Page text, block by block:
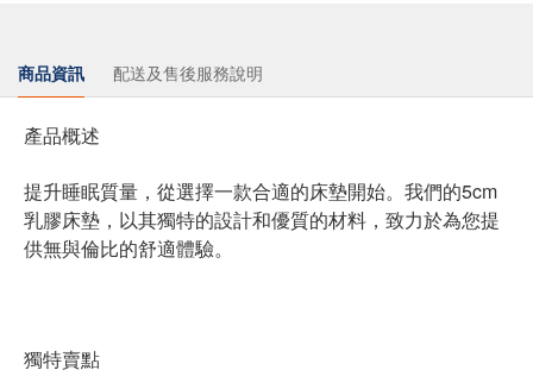
商品資訊 配送及售後服務說明
產品概述
提升睡眠質量，從選擇一款合適的床墊開始。我們的5cm
乳膠床墊，以其獨特的設計和優質的材料，致力於為您提
供無與倫比的舒適體驗。
獨特賣點